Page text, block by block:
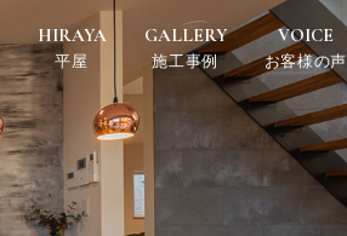
HIRAYA
平屋
GALLERY
施工事例
VOICE
お客様の声